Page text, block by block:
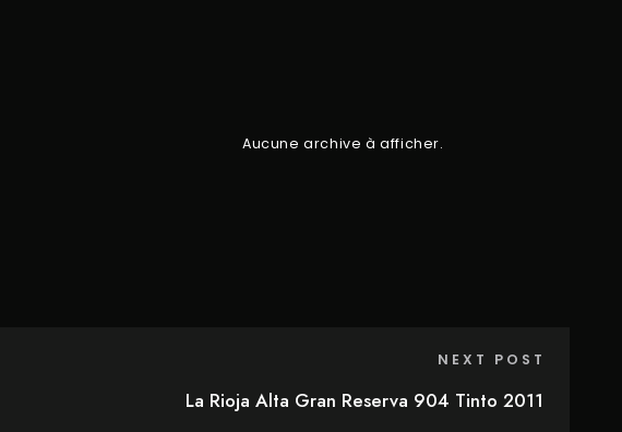
Aucune archive à afficher.
NEXT POST
La Rioja Alta Gran Reserva 904 Tinto 2011